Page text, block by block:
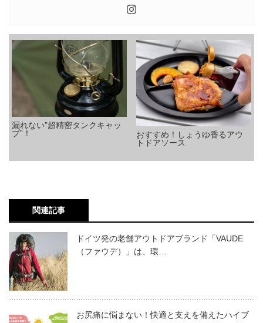
漏れない”超精密タンクキャッ
プ”！
おすすめ！しょうゆ香るアウ
トドアソース
関連記事
ドイツ発の老舗アウトドアブランド「VAUDE
（ファウデ）」は、環…
お尻痛に悩まない！快適と支えを備えたハイブ